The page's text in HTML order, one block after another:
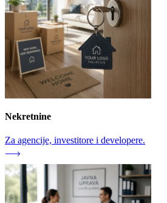
Nekretnine
Za agencije, investitore i developere.